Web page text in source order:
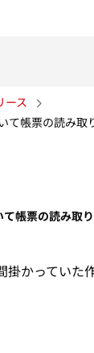
ース
て帳票の読み取
帳票の読み取
かっていた